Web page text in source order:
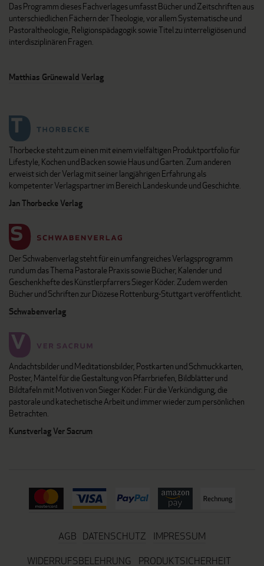
Das Programm dieses Fachverlages umfasst Bücher und Zeitschriften aus
unterschiedlichen Fächern der Theologie, vor allem Systematische und
Pastoraltheologie, Religionspädagogik sowie Titel zu interreligiösen und
interdisziplinären Fragen.
Matthias Grünewald Verlag
Thorbecke steht zum einen mit einem vielfältigen Produktportfolio für
Lifestyle, Kochen und Backen sowie Haus und Garten. Zum anderen
erweist sich der Verlag mit seiner langjährigen Erfahrung als
kompetenter Verlagspartner im Bereich Landeskunde und Geschichte.
Jan Thorbecke Verlag
Der Schwabenverlag steht für ein umfangreiches Verlagsprogramm
rund um das Thema Pastorale Praxis sowie Bücher, Kalender und
Geschenkhefte des Künstlerpfarrers Sieger Köder. Zudem werden
Bücher und Schriften zur Diözese Rottenburg-Stuttgart veröffentlicht.
Schwabenverlag
Andachtsbilder und Meditationsbilder, Postkarten und Schmuckkarten,
Poster, Mäntel für die Gestaltung von Pfarrbriefen, Bildblätter und
Bildtafeln mit Motiven von Sieger Köder. Für die Verkündigung, die
pastorale und katechetische Arbeit und immer wieder zum persönlichen
Betrachten.
Kunstverlag Ver Sacrum
AGB DATENSCHUTZ
IMPRESSUM
WIDERRUFSBELEHRUNG
PRODUKTSICHERHEIT